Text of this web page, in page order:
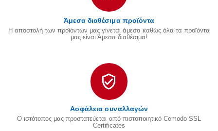
Άμεσα διαθέσιμα προϊόντα
Η αποστολή των προϊόντων μας γίνεται άμεσα καθώς όλα τα προϊόντα
μας είναι Άμεσα διαθέσιμα!
Ασφάλεια συναλλαγών
Ο ιστότοπος μας προστατεύεται από πιστοποιητικό Comodo SSL
Certificates